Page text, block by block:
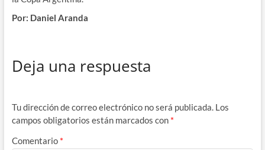
Por: Daniel Aranda
Deja una respuesta
Tu dirección de correo electrónico no será publicada. Los
campos obligatorios están marcados con *
Comentario *